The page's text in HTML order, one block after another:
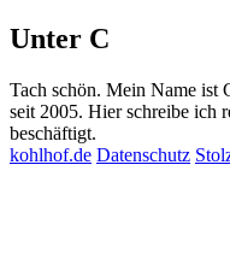
Unter C
Tach schön. Mein Name ist
seit 2005. Hier schreibe ich
beschäftigt.
kohlhof.de Datenschutz